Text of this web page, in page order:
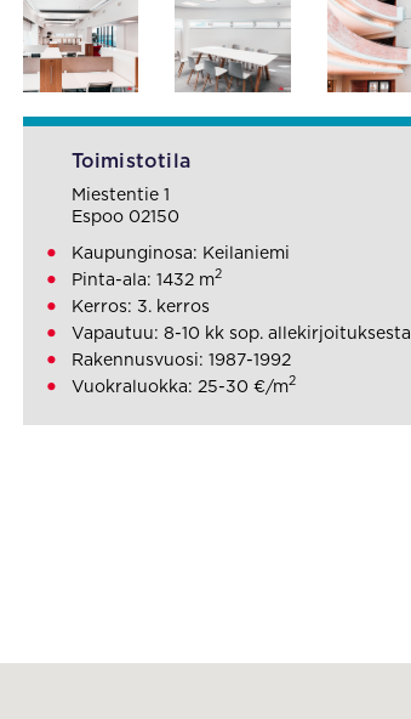
Toimistotila
Miestentie 1
Espoo 02150
Kaupunginosa: Keilaniemi
Pinta-ala: 1432 m2
Kerros: 3. kerros
Vapautuu: 8-10 kk sop. allekirjoituksesta
Rakennusvuosi: 1987-1992
Vuokraluokka: 25-30 €/m2